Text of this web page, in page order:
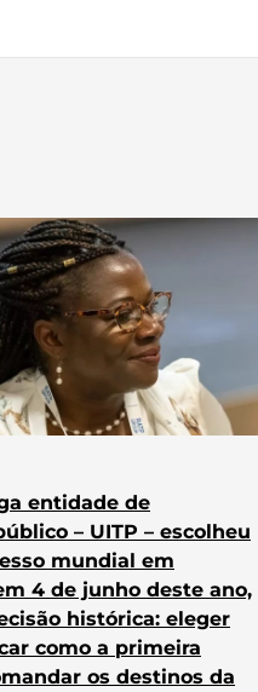
entidade de
– UITP – escolheu
mundial em
4 de junho deste ano,
histórica: eleger
como a primeira
os destinos da